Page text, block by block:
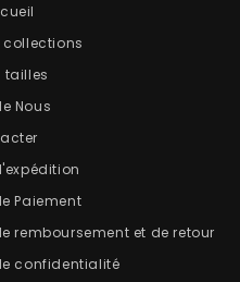
collections
tailles
Nous
Paiement
remboursement et de retour
confidentialité